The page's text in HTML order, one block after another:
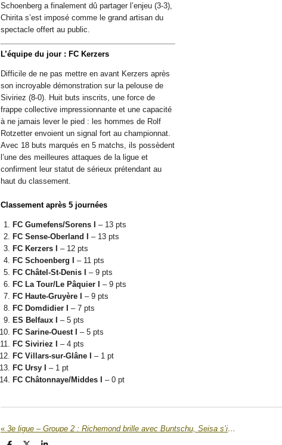
Schoenberg a finalement dû partager l’enjeu (3-3),
Chirita s’est imposé comme le grand artisan du
spectacle offert au public.
L’équipe du jour : FC Kerzers
Difficile de ne pas mettre en avant Kerzers après
son incroyable démonstration sur la pelouse de
Siviriez (8-0). Huit buts inscrits, une force de
frappe collective impressionnante et une capacité
à ne jamais lever le pied : les hommes de Rolf
Rotzetter envoient un signal fort au championnat.
Avec 18 buts marqués en 5 matchs, ils possèdent
l’une des meilleures attaques de la ligue et
confirment leur statut de sérieux prétendant au
haut du classement.
Classement après 5 journées
FC Gumefens/Sorens I – 13 pts
FC Sense-Oberland I – 13 pts
FC Kerzers I – 12 pts
FC Schoenberg I – 11 pts
FC Châtel-St-Denis I – 9 pts
FC La Tour/Le Pâquier I – 9 pts
FC Haute-Gruyère I – 9 pts
FC Domdidier I – 7 pts
ES Belfaux I – 5 pts
FC Sarine-Ouest I – 5 pts
FC Siviriez I – 4 pts
FC Villars-sur-Glâne I – 1 pt
FC Ursy I – 1 pt
FC Châtonnaye/Middes I – 0 pt
« 3e ligue – Groupe 2 : Richemond brille avec Buntschu, Seisa s’impose à Fribourg